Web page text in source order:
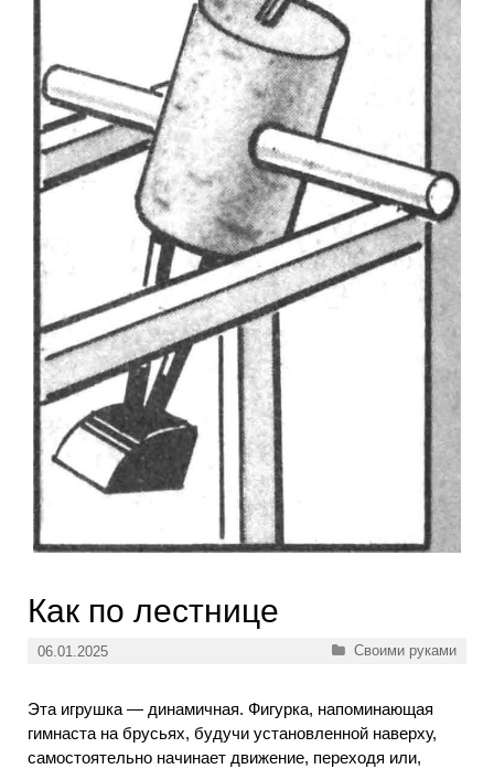
Как по лестнице
06.01.2025 Рубрики
Своими руками
Эта игрушка — динамичная. Фигурка, напоминающая
гимнаста на брусьях, будучи установленной наверху,
самостоятельно начинает движение, переходя или,